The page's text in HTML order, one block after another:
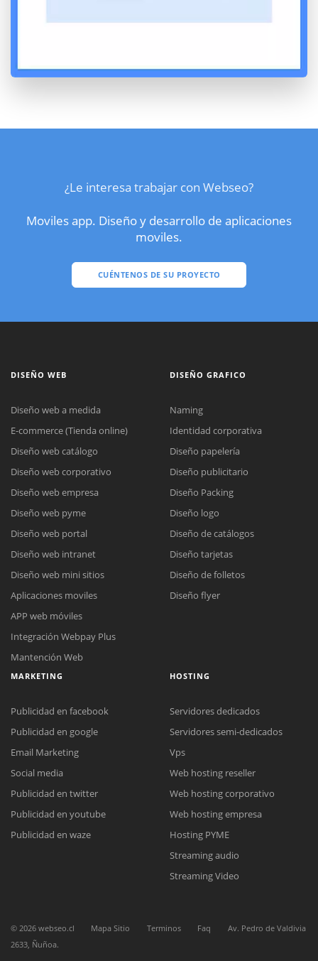
¿Le interesa trabajar con Webseo?
Moviles app. Diseño y desarrollo de aplicaciones
moviles.
CUÉNTENOS DE SU PROYECTO
Reunión online
Nuestros ejecutivos le enviarán un correo electrónico con el enlace a
Meet para la reunión online.
Cotización
Chat Online
Todos nuestros ejecutivos están fuera de línea. Complete el formulario
DISEÑO WEB
Diseño web a medida
E-commerce (Tienda online)
Diseño web catálogo
Diseño web corporativo
Diseño web empresa
Diseño web pyme
Diseño web portal
Diseño web intranet
Diseño web mini sitios
Aplicaciones moviles
APP web móviles
Integración Webpay Plus
Mantención Web
DISEÑO GRAFICO
Naming
Identidad corporativa
Diseño papelería
Diseño publicitario
Diseño Packing
Diseño logo
Diseño de catálogos
Diseño tarjetas
Diseño de folletos
Diseño flyer
MARKETING
Publicidad en facebook
Publicidad en google
Email Marketing
Social media
Publicidad en twitter
Publicidad en youtube
Publicidad en waze
HOSTING
Servidores dedicados
Servidores semi-dedicados
Vps
Web hosting reseller
Web hosting corporativo
Web hosting empresa
Hosting PYME
Streaming audio
Streaming Video
© 2026 webseo.cl Mapa Sitio Terminos Faq
Av. Pedro de Valdivia
2633, Ñuñoa.